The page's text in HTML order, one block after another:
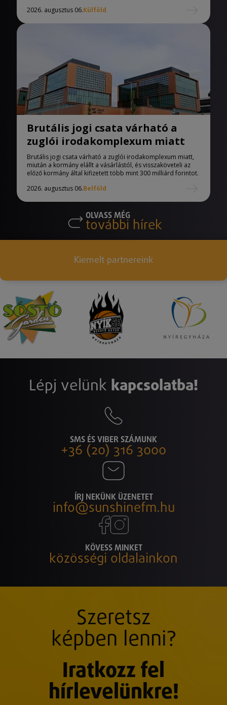
2026. augusztus 06.Külföld
Brutális jogi csata várható a
zuglói irodakomplexum miatt
Brutális jogi csata várható a zuglói irodakomplexum miatt,
miután a kormány elállt a vásárlástól, és visszaköveteli az
előző kormány által kifizetett több mint 300 milliárd forintot.
2026. augusztus 06.Belföld
OLVASS MÉG
további hírek
Kiemelt partnereink
Lépj velünk kapcsolatba!
SMS ÉS VIBER SZÁMUNK
+36 (20) 316 3000
ÍRJ NEKÜNK ÜZENETET
info@sunshinefm.hu
KÖVESS MINKET
közösségi oldalainkon
Szeretsz
képben lenni?
Iratkozz fel
hírlevelünkre!